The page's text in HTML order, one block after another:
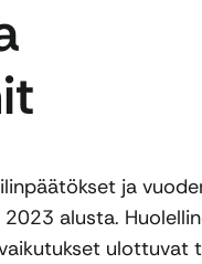
ja
alusta.
ulottuvat